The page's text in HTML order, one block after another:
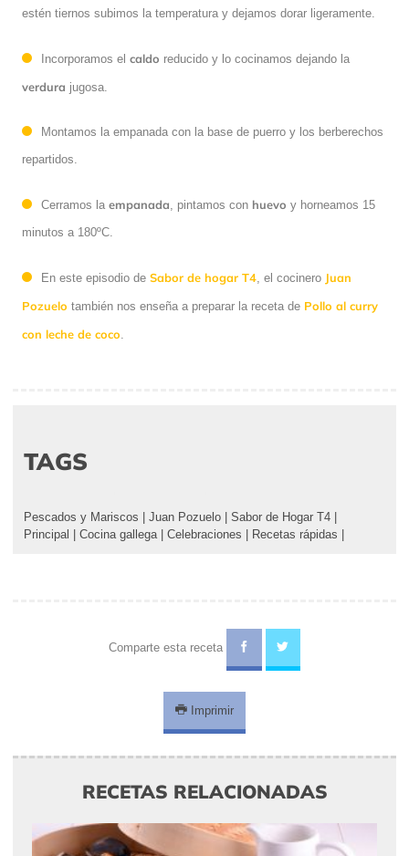
estén tiernos subimos la temperatura y dejamos dorar ligeramente.
Incorporamos el caldo reducido y lo cocinamos dejando la
verdura jugosa.
Montamos la empanada con la base de puerro y los berberechos
repartidos.
Cerramos la empanada, pintamos con huevo y horneamos 15
minutos a 180ºC.
En este episodio de Sabor de hogar T4, el cocinero Juan
Pozuelo también nos enseña a preparar la receta de Pollo al curry
con leche de coco.
TAGS
Pescados y Mariscos Juan Pozuelo Sabor de Hogar T4
Principal
Cocina gallega| Celebraciones Recetas rápidas
Comparte esta receta
Imprimir
RECETAS RELACIONADAS